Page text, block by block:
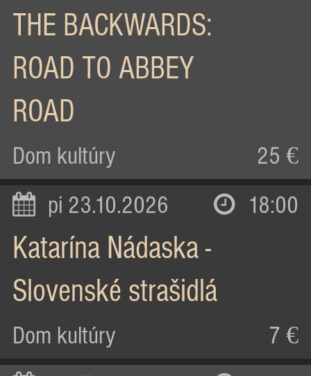
THE BACKWARDS:
ROAD TO ABBEY
ROAD
Dom kultúry 25 €
pi 23.10.2026 18:00
Katarína Nádaska -
Slovenské strašidlá
Dom kultúry 7 €